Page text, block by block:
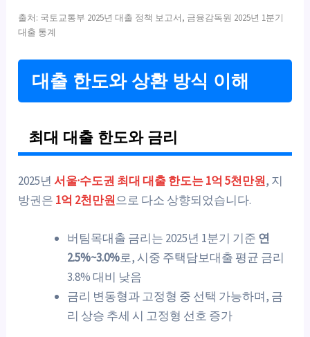
출처: 국토교통부 2025년 대출 정책 보고서, 금융감독원 2025년 1분기
대출 통계
대출 한도와 상환 방식 이해
최대 대출 한도와 금리
2025년서울·수도권 최대 대출 한도는 1억 5천만원, 지
방권은 1억 2천만원으로 다소 상향되었습니다.
버팀목대출 금리는 2025년 1분기 기준 연
2.5%~3.0%로, 시중 주택담보대출 평균 금리
3.8% 대비 낮음
금리 변동형과 고정형 중 선택 가능하며, 금
리 상승 추세 시 고정형 선호 증가